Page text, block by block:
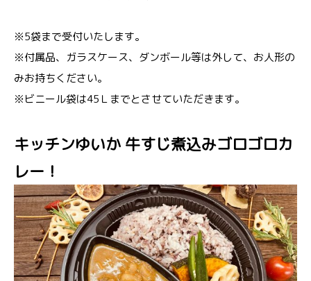
※5袋まで受付いたします。
※付属品、ガラスケース、ダンボール等は外して、お人形の
みお持ちください。
※ビニール袋は45Ｌまでとさせていただきます。
キッチンゆいか 牛すじ煮込みゴロゴロカ
レー！